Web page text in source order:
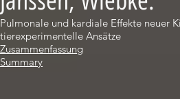
Pulmonale und kardiale Effekte neuer
tierexperimentelle Ansätze
Zusammenfassung
Summary